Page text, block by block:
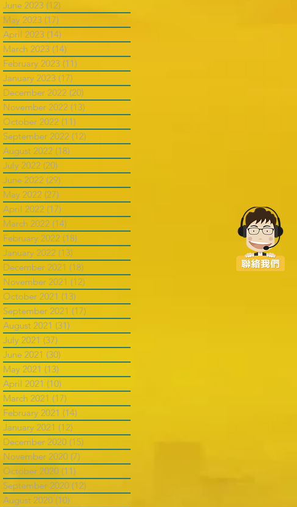
June 2023 (12)
May 2023 (17)
April 2023 (14)
March 2023 (14)
February 2023 (11)
January 2023 (17)
December 2022 (20)
November 2022 (13)
October 2022 (11)
September 2022 (12)
August 2022 (18)
July 2022 (20)
June 2022 (29)
May 2022 (27)
April 2022 (17)
March 2022 (14)
February 2022 (18)
January 2022 (13)
December 2021 (18)
November 2021 (12)
October 2021 (13)
September 2021 (17)
August 2021 (31)
July 2021 (37)
June 2021 (30)
May 2021 (13)
April 2021 (10)
March 2021 (17)
February 2021 (14)
January 2021 (12)
December 2020 (15)
November 2020 (7)
October 2020 (11)
September 2020 (12)
August 2020 (10)